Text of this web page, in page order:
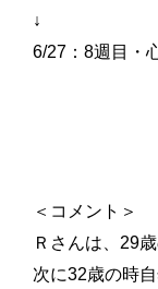
↓
6/27 ： 8週目・
＜コメント＞
Ｒさんは、 29
次に32歳の時